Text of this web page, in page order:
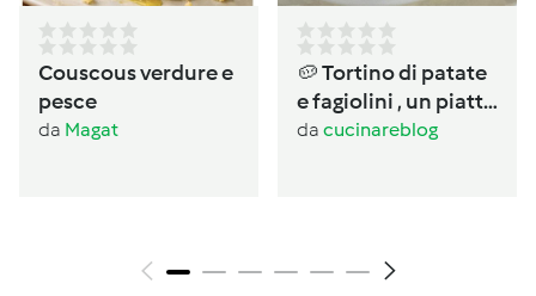
Couscous verdure e
pesce
da Magat
🥔 Tortino di patate
e fagiolini , un piatto
completo salvacena
da cucinareblog